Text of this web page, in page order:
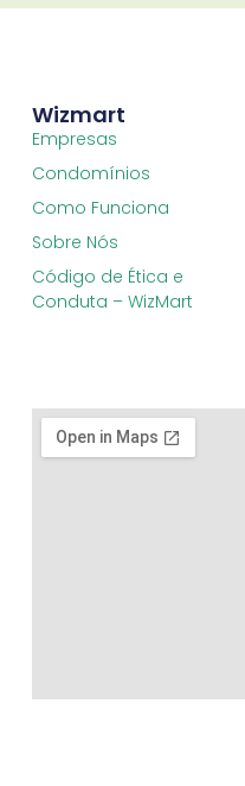
Wizmart
Empresas
Condomínios
Como Funciona
Sobre Nós
Código de Ética e
Conduta – WizMart